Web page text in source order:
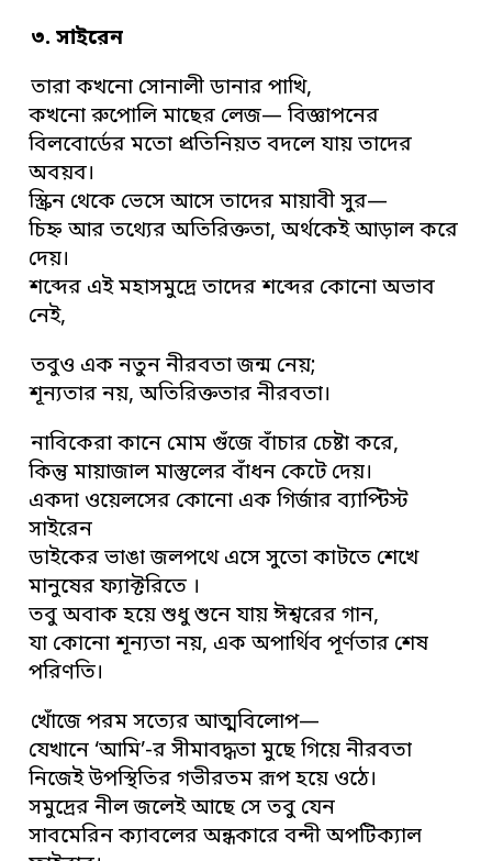
৩. সাইরেন
তারা কখনো সোনালী ডানার পাখি,
কখনো রুপোলি মাছের লেজ— বিজ্ঞাপনের
বিলবোর্ডের মতো প্রতিনিয়ত বদলে যায় তাদের
অবয়ব।
স্ক্রিন থেকে ভেসে আসে তাদের মায়াবী সুর—
চিহ্ন আর তথ্যের অতিরিক্ততা, অর্থকেই আড়াল করে
দেয়।
শব্দের এই মহাসমুদ্রে তাদের শব্দের কোনো অভাব
নেই,
তবুও এক নতুন নীরবতা জন্ম নেয়;
শূন্যতার নয়, অতিরিক্ততার নীরবতা।
নাবিকেরা কানে মোম গুঁজে বাঁচার চেষ্টা করে,
কিন্তু মায়াজাল মাস্তুলের বাঁধন কেটে দেয়।
একদা ওয়েলসের কোনো এক গির্জার ব্যাপ্টিস্ট
সাইরেন
ডাইকের ভাঙা জলপথে এসে সুতো কাটতে শেখে
মানুষের ফ্যাক্টরিতে ।
তবু অবাক হয়ে শুধু শুনে যায় ঈশ্বরের গান,
যা কোনো শূন্যতা নয়, এক অপার্থিব পূর্ণতার শেষ
পরিণতি।
খোঁজে পরম সত্যের আত্মবিলোপ—
যেখানে ‘আমি’-র সীমাবদ্ধতা মুছে গিয়ে নীরবতা
নিজেই উপস্থিতির গভীরতম রূপ হয়ে ওঠে।
সমুদ্রের নীল জলেই আছে সে তবু যেন
সাবমেরিন ক্যাবলের অন্ধকারে বন্দী অপটিক্যাল